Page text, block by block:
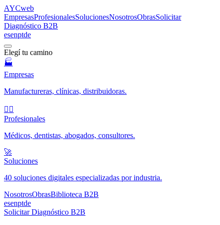
AYCweb
EmpresasProfesionalesSolucionesNosotrosObrasSolicitar
Diagnóstico B2B
esenptde
Elegí tu camino
🏭
Empresas
Manufactureras, clínicas, distribuidoras.
🧑‍⚕️
Profesionales
Médicos, dentistas, abogados, consultores.
🚀
Soluciones
40 soluciones digitales especializadas por industria.
NosotrosObrasBiblioteca B2B
esenptde
Solicitar Diagnóstico B2B